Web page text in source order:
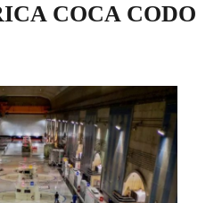
COCA CODO